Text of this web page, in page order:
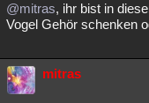
@mitras, ihr bist in
Vogel Gehör schenken
mitras